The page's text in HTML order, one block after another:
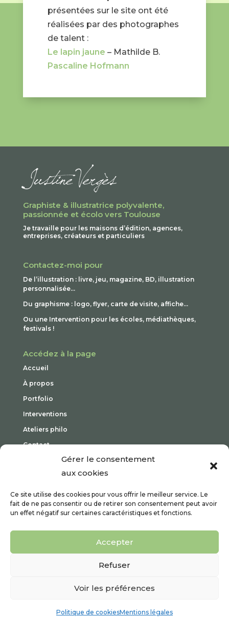
Gérer le consentement
aux cookies
Ce site utilise des cookies pour vous offrir le meilleur service. Le
fait de ne pas consentir ou de retirer son consentement peut avoir
un effet négatif sur certaines caractéristiques et fonctions.
Accepter
Refuser
Voir les préférences
Politique de cookiesMentions légales
présentées sur le site ont été
réalisées par des photographes
de talent :
Le lapin jaune – Mathilde B.
Pascaline Hofmann
Graphiste & illustratrice polyvalente,
passionnée et écolo vers Toulouse
Je travaille pour les maisons d’édition, agences,
entreprises, créateurs et particuliers
Contactez-moi pour
De l’illustration : livre, jeu, magazine, BD, illustration
personnalisée…
Du graphisme : logo, flyer, carte de visite, affiche…
Ou une Intervention pour les écoles, médiathèques,
festivals !
Accédez à la page
Accueil
À propos
Portfolio
Interventions
Ateliers philo
Contact
Mes actualités
Agenda
© 2026 Justine Vergès EI - Tous droits réservés
My pictures are not free
Un site développé avec ♥ parCh